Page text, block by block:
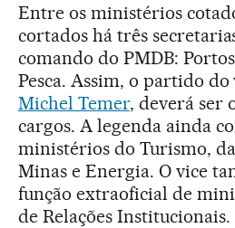
Entre os ministérios
cortados há três
comando do PMDB:
Pesca. Assim, o partido
Michel Temer, deverá ser
cargos. A legenda ainda
ministérios do Turismo,
Minas e Energia. O vice
função extraoficial de
de Relações Institucionais.